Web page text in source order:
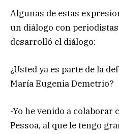
Algunas de estas
un diálogo con
desarrolló el diálogo:
¿Usted ya es parte de la
María Eugenia Demetrio?
-Yo he venido a colaborar
Pessoa, al que le tengo